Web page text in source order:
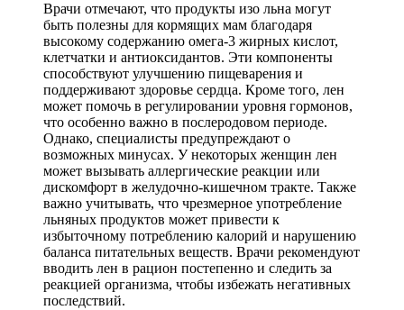
Врачи отмечают, что продукты изо льна могут
быть полезны для кормящих мам благодаря
высокому содержанию омега-3 жирных кислот,
клетчатки и антиоксидантов. Эти компоненты
способствуют улучшению пищеварения и
поддерживают здоровье сердца. Кроме того, лен
может помочь в регулировании уровня гормонов,
что особенно важно в послеродовом периоде.
Однако, специалисты предупреждают о
возможных минусах. У некоторых женщин лен
может вызывать аллергические реакции или
дискомфорт в желудочно-кишечном тракте. Также
важно учитывать, что чрезмерное употребление
льняных продуктов может привести к
избыточному потреблению калорий и нарушению
баланса питательных веществ. Врачи рекомендуют
вводить лен в рацион постепенно и следить за
реакцией организма, чтобы избежать негативных
последствий.